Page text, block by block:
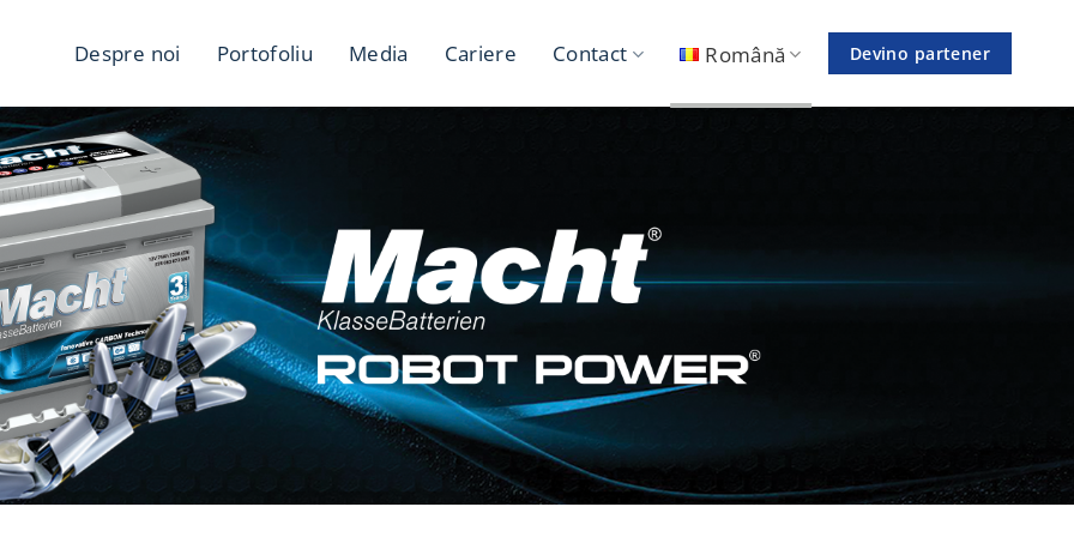
Despre noi Portofoliu Media Cariere Contact Română Devino partener